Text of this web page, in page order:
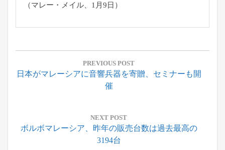
（マレー・メイル、1月9日）
投
ナ
シ
PREVIOUS POST
Previous
日本がマレーシアに音響兵器を寄贈、セミナーも開
催
NEXT POST
Next
ボルボマレーシア、昨年の販売台数は過去最高の
3194台